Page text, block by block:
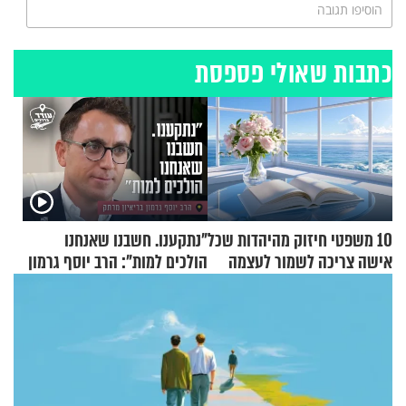
הוסיפו תגובה
כתבות שאולי פספסת
10 משפטי חיזוק מהיהדות שכל
אישה צריכה לשמור לעצמה
"נתקענו. חשבנו שאנחנו
הולכים למות": הרב יוסף גרמון